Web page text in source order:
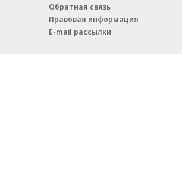
Обратная связь
Правовая информация
E-mail рассылки